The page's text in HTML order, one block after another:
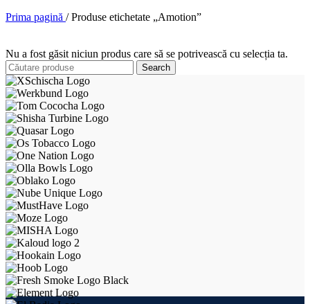
Prima pagină / Produse etichetate „Amotion”
Nu a fost găsit niciun produs care să se potrivească cu selecția ta.
Search